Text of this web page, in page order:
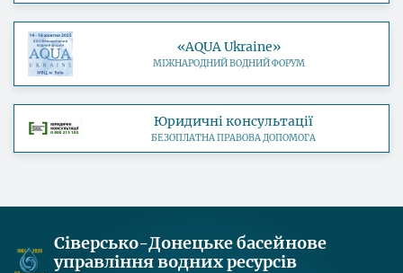
«AQUA Ukraine»
МІЖНАРОДНИЙ ВОДНИЙ ФОРУМ
Юридичні консультації
БЕЗОПЛАТНА ПРАВОВА ДОПОМОГА
Сіверсько-Донецьке басейнове
управління водних ресурсів